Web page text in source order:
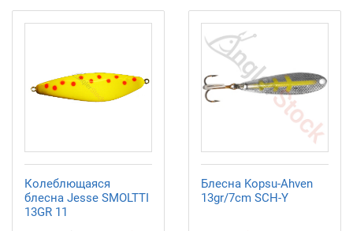
Колеблющаяся
блесна Jesse SMOLTTI
13GR 11
Блесна Kopsu-Ahven
13gr/7cm SCH-Y